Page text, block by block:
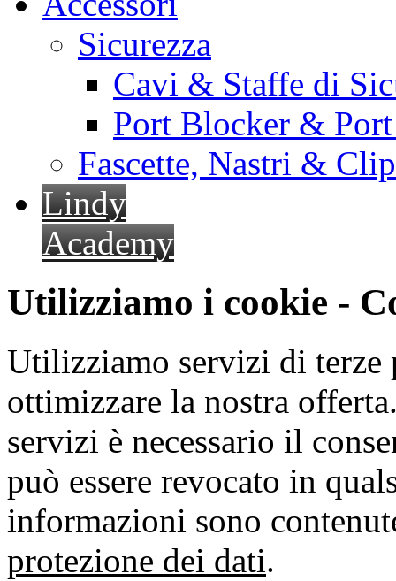
Sicurezza
Cavi & Staffe di
Port Blocker &
Fascette, Nastri &
Lindy
Academy
Utilizziamo i cookie -
Utilizziamo servizi di terze
ottimizzare la nostra
servizi è necessario il
può essere revocato in
informazioni sono
protezione dei dati.